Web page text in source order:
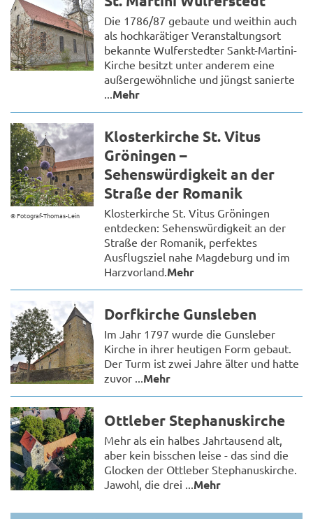
Die 1786/87 gebaute und weithin auch
als hochkarätiger Veranstaltungsort
bekannte Wulferstedter Sankt-Martini-
Kirche besitzt unter anderem eine
außergewöhnliche und jüngst sanierte
Mehr
© Fotograf-Thomas-Lein
Klosterkirche St. Vitus
Gröningen –
Sehenswürdigkeit an der
Straße der Romanik
Klosterkirche St. Vitus Gröningen
entdecken: Sehenswürdigkeit an der
Straße der Romanik, perfektes
Ausflugsziel nahe Magdeburg und im
Harzvorland. Mehr
Dorfkirche Gunsleben
Im Jahr 1797 wurde die Gunsleber
Kirche in ihrer heutigen Form gebaut.
Der Turm ist zwei Jahre älter und hatte
zuvor ... Mehr
Ottleber Stephanuskirche
Mehr als ein halbes Jahrtausend alt,
aber kein bisschen leise - das sind die
Glocken der Ottleber Stephanuskirche.
Jawohl, die drei ... Mehr